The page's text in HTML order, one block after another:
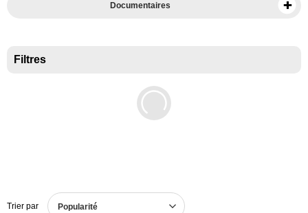
Documentaires
Filtres
Trier par Popularité